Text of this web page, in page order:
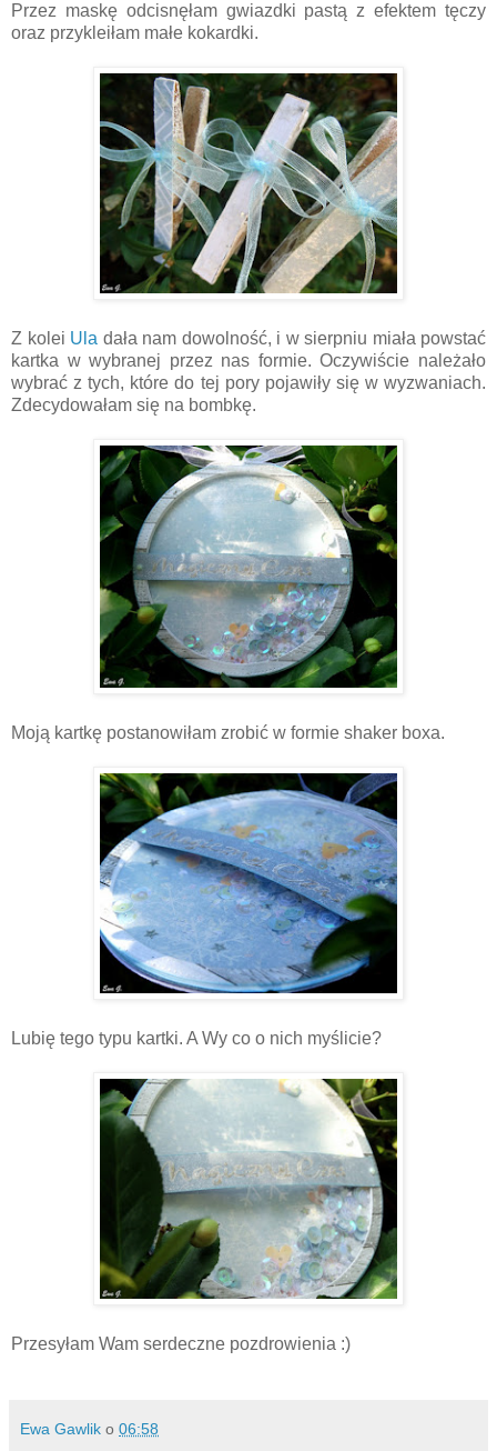
Przez maskę odcisnęłam gwiazdki pastą z efektem tęczy
oraz przykleiłam małe kokardki.
Z kolei Ula dała nam dowolność, i w sierpniu miała powstać
kartka w wybranej przez nas formie. Oczywiście należało
wybrać z tych, które do tej pory pojawiły się w wyzwaniach.
Zdecydowałam się na bombkę.
Moją kartkę postanowiłam zrobić w formie shaker boxa.
Lubię tego typu kartki. A Wy co o nich myślicie?
Przesyłam Wam serdeczne pozdrowienia :)
Ewa Gawlik o 06:58